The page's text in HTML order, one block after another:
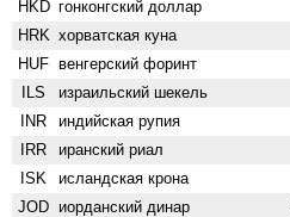
HKD гонконгский доллар
HRK хорватская куна
HUF венгерский форинт
ILS израильский шекель
INR индийская рупия
IRR иранский риал
ISK исландская крона
JOD иорданский динар